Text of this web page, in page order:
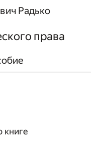
Радько
права
книге